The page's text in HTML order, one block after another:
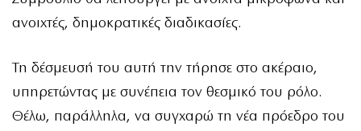
ανοιχτές, δημοκρατικές διαδικασίες.
Τη δέσμευσή του αυτή την τήρησε στο ακέραιο,
υπηρετώντας με συνέπεια τον θεσμικό του ρόλο.
Θέλω, παράλληλα, να συγχαρώ τη νέα πρόεδρο του